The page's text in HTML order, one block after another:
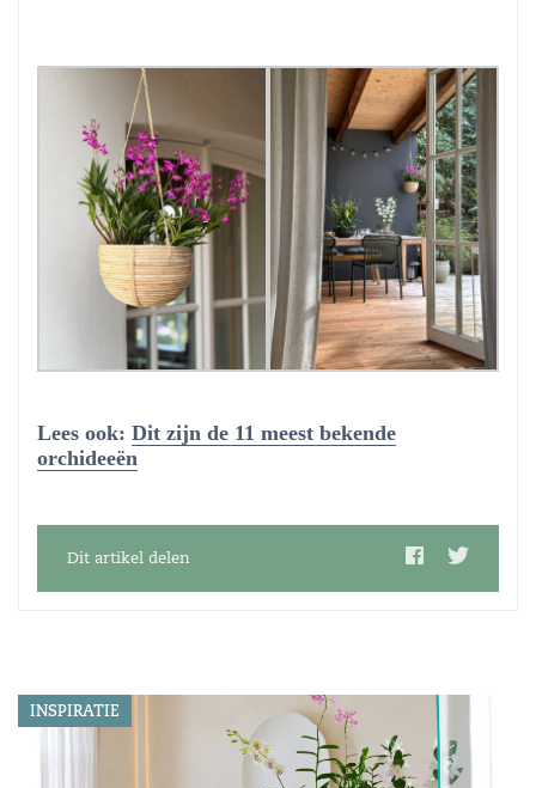
Lees ook: Dit zijn de 11 meest bekende
orchideeën
Dit artikel delen
INSPIRATIE